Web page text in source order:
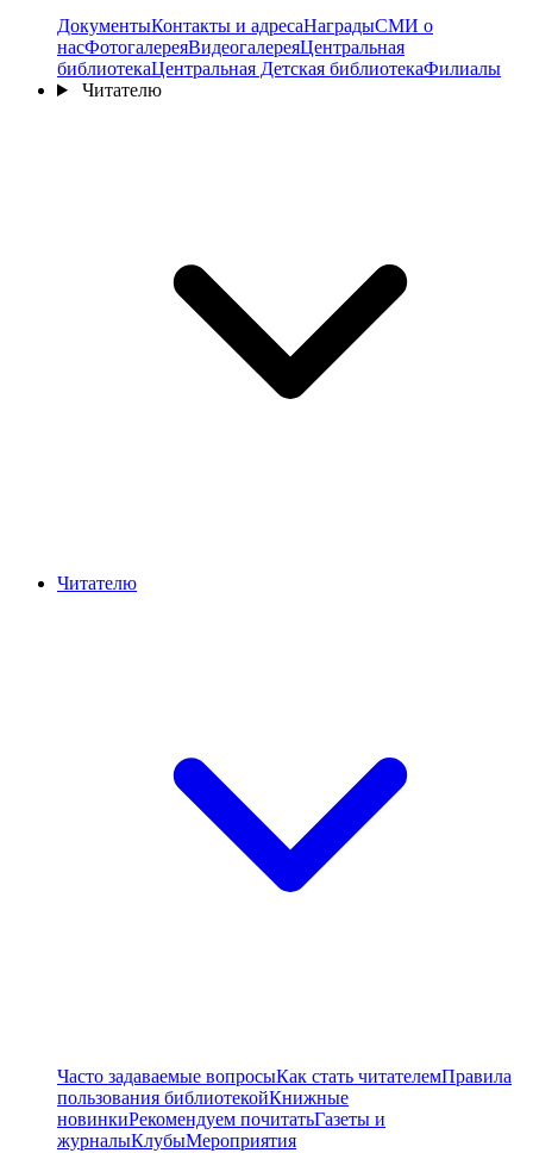
ДокументыКонтакты и адресаНаградыСМИ о
насФотогалереяВидеогалереяЦентральная
библиотекаЦентральная Детская библиотекаФилиалы
Читателю
Читателю
Часто задаваемые вопросыКак стать читателемПравила
пользования библиотекойКнижные
новинкиРекомендуем почитатьГазеты и
журналыКлубыМероприятия